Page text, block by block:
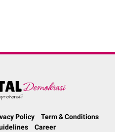
Policy
Term & Conditions
Career